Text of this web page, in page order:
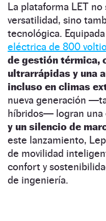
La plataforma LET
versatilidad, sino
tecnológica.
eléctrica de 800
de gestión térmica,
ultrarrápidas y una
incluso en climas
nueva generación
híbridos— logran una
y un silencio de
este lanzamiento,
de movilidad
confort y
de ingeniería.